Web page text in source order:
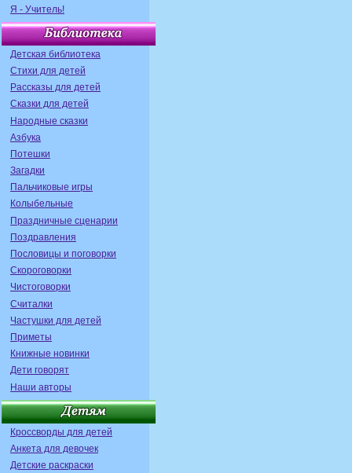
Я - Учитель!
Детская библиотека
Стихи для детей
Рассказы для детей
Сказки для детей
Народные сказки
Азбука
Потешки
Загадки
Пальчиковые игры
Колыбельные
Праздничные сценарии
Поздравления
Пословицы и поговорки
Скороговорки
Чистоговорки
Считалки
Частушки для детей
Приметы
Книжные новинки
Дети говорят
Наши авторы
Кроссворды для детей
Анкета для девочек
Детские раскраски